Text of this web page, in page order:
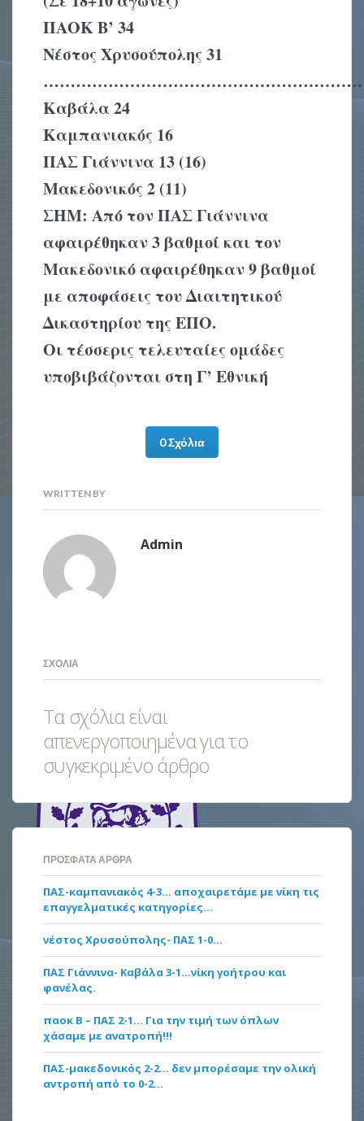
ΠΑΟΚ Β’34
Νέστος Χρυσούπολης31
Καβάλα 24
Καμπανιακός 16
ΠΑΣ Γιάννινα 13 (16)
Μακεδονικός 2 (11)
ΣΗΜ: Από τον ΠΑΣ Γιάννινα
αφαιρέθηκαν 3 βαθμοί και τον
Μακεδονικό αφαιρέθηκαν9βαθμοί
με αποφάσεις του Διαιτητικού
Δικαστηρίου της ΕΠΟ.
Οι τέσσερις τελευταίες ομάδες
υποβιβάζονται στη Γ’ Εθνική
0 Σχόλια
WRITTEN BY
Admin
ΣΧΌΛΙΑ
Τα σχόλια είναι
απενεργοποιημένα για το
συγκεκριμένο άρθρο
ΠΡΌΣΦΑΤΑ ΆΡΘΡΑ
ΠΑΣ-καμπανιακός 4-3… αποχαιρετάμε με νίκη τις
επαγγελματικές κατηγορίες…
νέστος Χρυσούπολης- ΠΑΣ 1-0…
ΠΑΣ Γιάννινα- Καβάλα 3-1…νίκη γοήτρου και
φανέλας.
παοκ Β – ΠΑΣ 2-1… Για την τιμή των όπλων
χάσαμε με ανατροπή!!!
ΠΑΣ-μακεδονικός 2-2… δεν μπορέσαμε την ολική
αντροπή από το 0-2…